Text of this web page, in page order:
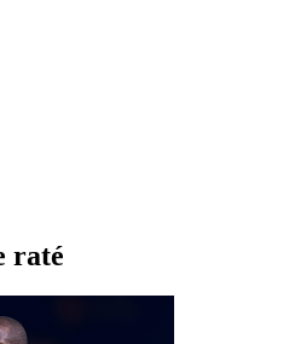
raté